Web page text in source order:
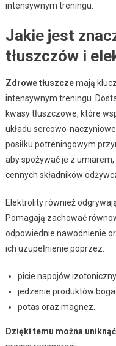
intensywnym treningu.
Jakie jest
tłuszczów i
Zdrowe tłuszczemają
intensywnym treningu.
kwasy tłuszczowe, które
układu sercowo-
posiłku potreningowym
aby spożywać je z umiarem,
cennych składników
Elektrolity również
Pomagają zachować
odpowiednie nawodnienie
ich uzupełnienie poprzez:
picie napojów
jedzenie produktów
potas oraz magnez.
Dzięki temu można